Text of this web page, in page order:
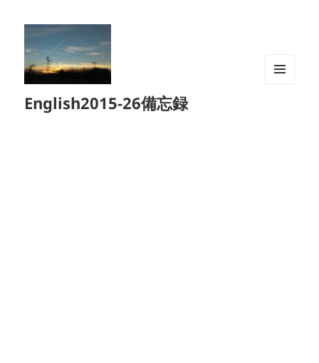
English2015-26備忘録